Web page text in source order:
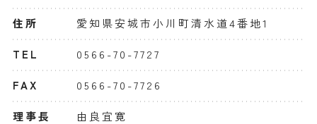
住所 愛知県安城市小川町清水道4番地1
TEL 0566-70-7727
FAX 0566-70-7726
理事長 由良宜寛